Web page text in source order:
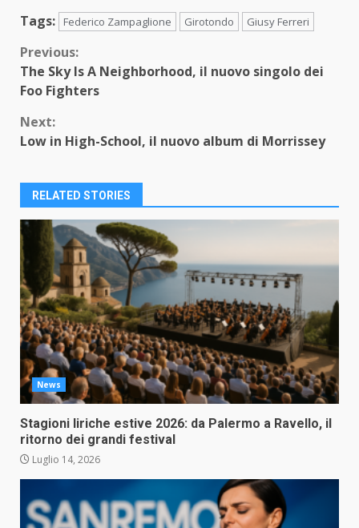
Tags:
Federico Zampaglione Girotondo Giusy Ferreri
Continue
Reading
Previous:
The Sky Is A Neighborhood, il nuovo singolo dei
Foo Fighters
Next:
Low in High-School, il nuovo album di Morrissey
RELATED STORIES
News
Stagioni liriche estive 2026: da Palermo a Ravello, il
ritorno dei grandi festival
Luglio 14, 2026